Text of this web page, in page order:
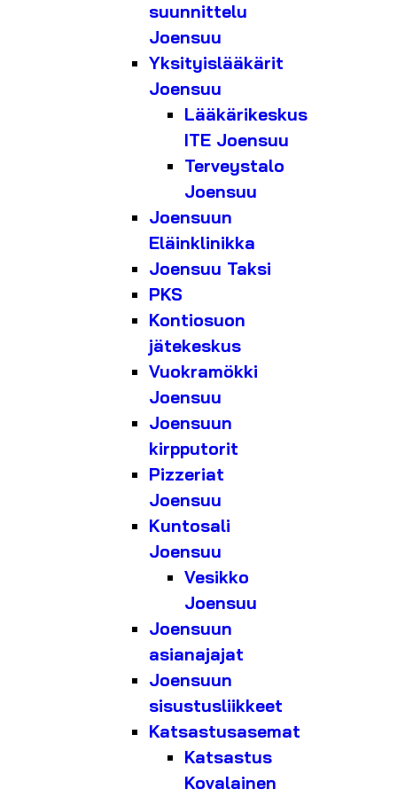
suunnittelu
Joensuu
Yksityislääkärit
Joensuu
Lääkärikeskus
ITE Joensuu
Terveystalo
Joensuu
Joensuun
Eläinklinikka
Joensuu Taksi
PKS
Kontiosuon
jätekeskus
Vuokramökki
Joensuu
Joensuun
kirpputorit
Pizzeriat
Joensuu
Kuntosali
Joensuu
Vesikko
Joensuu
Joensuun
asianajajat
Joensuun
sisustusliikkeet
Katsastusasemat
Katsastus
Kovalainen